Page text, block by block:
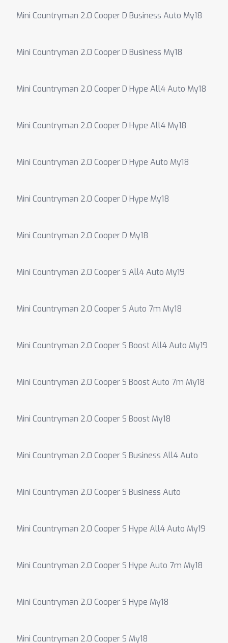
Mini Countryman 2.0 Cooper D Business Auto My18
Mini Countryman 2.0 Cooper D Business My18
Mini Countryman 2.0 Cooper D Hype All4 Auto My18
Mini Countryman 2.0 Cooper D Hype All4 My18
Mini Countryman 2.0 Cooper D Hype Auto My18
Mini Countryman 2.0 Cooper D Hype My18
Mini Countryman 2.0 Cooper D My18
Mini Countryman 2.0 Cooper S All4 Auto My19
Mini Countryman 2.0 Cooper S Auto 7m My18
Mini Countryman 2.0 Cooper S Boost All4 Auto My19
Mini Countryman 2.0 Cooper S Boost Auto 7m My18
Mini Countryman 2.0 Cooper S Boost My18
Mini Countryman 2.0 Cooper S Business All4 Auto
Mini Countryman 2.0 Cooper S Business Auto
Mini Countryman 2.0 Cooper S Hype All4 Auto My19
Mini Countryman 2.0 Cooper S Hype Auto 7m My18
Mini Countryman 2.0 Cooper S Hype My18
Mini Countryman 2.0 Cooper S My18